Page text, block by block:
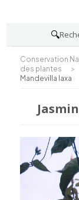
🔍
Conservation
des plantes
>
Mandevilla laxa